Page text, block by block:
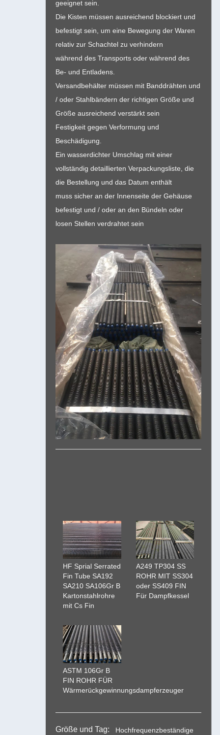
geeignet sein.
Die Kisten müssen ausreichend blockiert und
befestigt sein, um eine Bewegung der Waren
relativ zur Schachtel zu verhindern
während des Transports oder während des
Be- und Entladens.
Versandbehälter müssen mit Banddrähten und
/ oder Stahlbändern der richtigen Größe und
Größe ausreichend verstärkt sein
Festigkeit gegen Verformung und
Beschädigung.
Ein wasserdichter Umschlag mit einer
vollständig detaillierten Verpackungsliste, die
die Bestellung und das Datum enthält
muss sicher an der Innenseite der Gehäuse
befestigt und / oder an den Bündeln oder
losen Stellen verdrahtet sein
HF Sprial Serrated
Fin Tube SA192
SA210 SA106Gr B
Kartonstahlrohre
mit Cs Fin
A249 TP304 SS
ROHR MIT SS304
oder SS409 FIN
Für Dampfkessel
ASTM 106Gr B
FIN ROHR FÜR
Wärmerückgewinnungsdampferzeuger
Größe und Tag:
Hochfrequenzbeständige